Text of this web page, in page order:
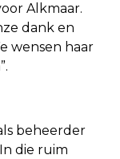
Alkmaar.
dank en
wensen haar
beheerder
die ruim